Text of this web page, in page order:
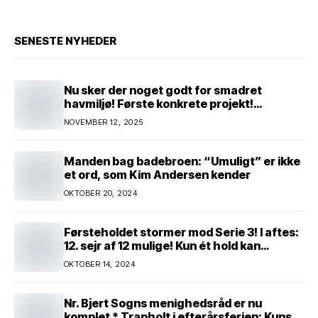
SENESTE NYHEDER
Nu sker der noget godt for smadret
havmiljø! Første konkrete projekt!
Genopretning af natur i lavbundsområde
ved Eltang Vig! 31 hektar! 2,5 millioner
NOVEMBER 12, 2025
Manden bag badebroen: “Umuligt” er ikke
et ord, som Kim Andersen kender
OKTOBER 20, 2024
Førsteholdet stormer mod Serie 3! I aftes:
12. sejr af 12 mulige! Kun ét hold kan
spænde ben! Afgørende kamp venter! Alle
mand af hus! Kør med og støt!
OKTOBER 14, 2024
Nr. Bjert Sogns menighedsråd er nu